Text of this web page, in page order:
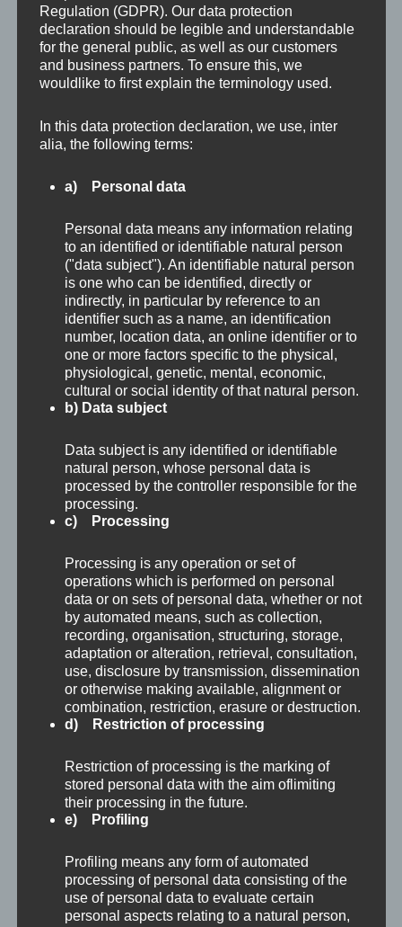
Das Egon Schiele Geburtshaus am Bahnhof in Tulln
DasLeopold Museumin Wien beherbergt eine
große Sammlung von Schiele Werken und
von Schiele zu sehen, wie zum Beispiel
Bildnis der Frau des Künstlers, Edith Schiele
oder Tod und Mädchen.
am Donauradweg weiter durch das Tullner
Feld bis zur Wiener Pforte. Wiener Pforte wird
Regulation (GDPR). Our data protection
declaration should be legible and understandable
for the general public, as well as our customers
and business partners. To ensure this, we
wouldlike to first explain the terminology used.
In this data protection declaration, we use, inter
alia, the following terms:
a) Personal data
Personal data means any information relating
to an identified or identifiable natural person
("data subject"). An identifiable natural person
is one who can be identified, directly or
indirectly, in particular by reference to an
identifier such as a name, an identification
number, location data, an online identifier or to
one or more factors specific to the physical,
physiological, genetic, mental, economic,
cultural or social identity of that natural person.
b) Data subject
Data subject is any identified or identifiable
natural person, whose personal data is
processed by the controller responsible for the
processing.
c) Processing
Processing is any operation or set of
operations which is performed on personal
data or on sets of personal data, whether or not
by automated means, such as collection,
recording, organisation, structuring, storage,
adaptation or alteration, retrieval, consultation,
use, disclosure by transmission, dissemination
or otherwise making available, alignment or
combination, restriction, erasure or destruction.
d) Restriction of processing
Restriction of processing is the marking of
stored personal data with the aim oflimiting
their processing in the future.
e) Profiling
Profiling means any form of automated
processing of personal data consisting of the
use of personal data to evaluate certain
personal aspects relating to a natural person,